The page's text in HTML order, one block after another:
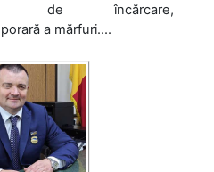
de încărcare,
a mărfuri....